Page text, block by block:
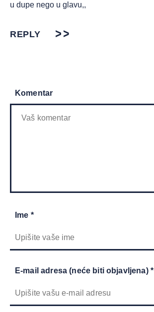
u dupe nego u glavu,,
REPLY
Komentar
Ime *
E-mail adresa (neće biti objavljena) *